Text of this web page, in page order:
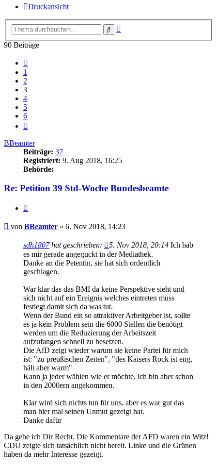
Druckansicht
Suche
90 Beiträge
1
2
3
4
5
6
BBeamter
Beiträge: 37
Registriert: 9. Aug 2018, 16:25
Behörde:
Re: Petition 39 Std-Woche Bundesbeamte
Beitrag
von BBeamter » 6. Nov 2018, 14:23
sdh1807hat geschrieben: 5. Nov 2018, 20:14 Ich hab
es mir gerade angeguckt in der Mediathek.
Danke an die Petentin, sie hat sich ordentlich
geschlagen.
War klar das das BMI da keine Perspektive sieht und
sich nicht auf ein Ereignis welches eintreten muss
festlegt damit sich da was tut.
Wenn der Bund ein so attraktiver Arbeitgeber ist, sollte
es ja kein Problem sein die 6000 Stellen die benötigt
werden um die Reduzierung der Arbeitszeit
aufzufangen schnell zu besetzen.
Die AfD zeigt wieder warum sie keine Partei für mich
ist: "zu preußischen Zeiten", "des Kaisers Rock ist eng,
hält aber warm"
Kann ja jeder wählen wie er möchte, ich bin aber schon
in den 2000ern angekommen.
Klar wird sich nichts tun für uns, aber es war gut das
man hier mal seinen Unmut gezeigt hat.
Danke dafür
Da gebe ich Dir Recht. Die Kommentare der AFD waren ein Witz!
CDU zeigte sich tatsächlich nicht bereit. Linke und die Grünen
haben da mehr Interesse gezeigt.